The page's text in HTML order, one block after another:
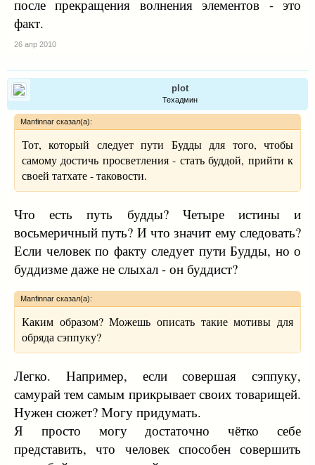
после прекращения волнения элементов - это
факт.
26 апр 2010
plot
Техадмин
Manfinnar сказал(а):
Тот, который следует пути Будды для того, чтобы
самому достичь просветления - стать буддой, прийти к
своей татхате - таковости.
Что есть путь будды? Четыре истины и
восьмеричный путь? И что значит ему следовать?
Если человек по факту следует пути Будды, но о
буддизме даже не слыхал - он буддист?
Manfinnar сказал(а):
Каким образом? Можешь описать такие мотивы для
обряда сэппуку?
Легко. Например, если совершая сэппуку,
самурай тем самым прикрывает своих товарищей.
Нужен сюжет? Могу придумать.
Я просто могу достаточно чётко себе
представить, что человек способен совершить